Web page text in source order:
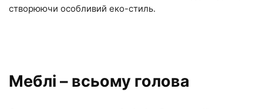
створюючи особливий еко-стиль.
Меблі – всьому голова